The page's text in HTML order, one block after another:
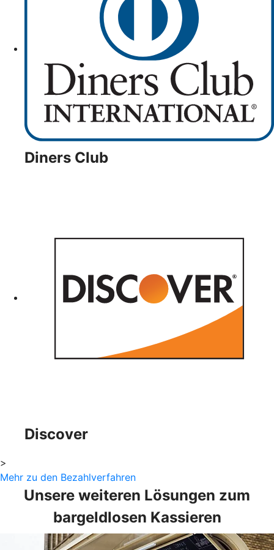
Diners Club
Discover
>
Mehr zu den Bezahlverfahren
Unsere weiteren Lösungen zum
bargeldlosen Kassieren